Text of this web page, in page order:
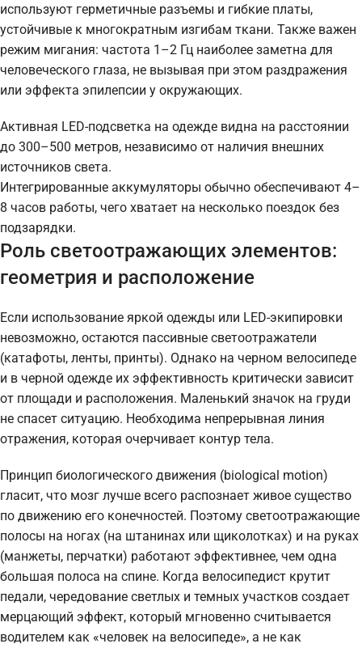
используют герметичные разъемы и гибкие платы,
устойчивые к многократным изгибам ткани. Также важен
режим мигания: частота 1–2 Гц наиболее заметна для
человеческого глаза, не вызывая при этом раздражения
или эффекта эпилепсии у окружающих.
Активная LED-подсветка на одежде видна на расстоянии
до 300–500 метров, независимо от наличия внешних
источников света.
Интегрированные аккумуляторы обычно обеспечивают 4–
8 часов работы, чего хватает на несколько поездок без
подзарядки.
Роль светоотражающих элементов:
геометрия и расположение
Если использование яркой одежды или LED-экипировки
невозможно, остаются пассивные светоотражатели
(катафоты, ленты, принты). Однако на черном велосипеде
и в черной одежде их эффективность критически зависит
от площади и расположения. Маленький значок на груди
не спасет ситуацию. Необходима непрерывная линия
отражения, которая очерчивает контур тела.
Принцип биологического движения (biological motion)
гласит, что мозг лучше всего распознает живое существо
по движению его конечностей. Поэтому светоотражающие
полосы на ногах (на штанинах или щиколотках) и на руках
(манжеты, перчатки) работают эффективнее, чем одна
большая полоса на спине. Когда велосипедист крутит
педали, чередование светлых и темных участков создает
мерцающий эффект, который мгновенно считывается
водителем как «человек на велосипеде», а не как